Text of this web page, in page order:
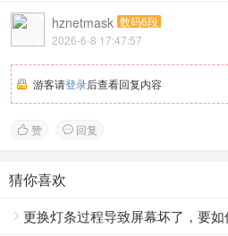
hznetmask 数码6段
2026-6-8 17:47:57
游客请登录后查看回复内容
 赞  回复
猜你喜欢
 更换灯条过程导致屏幕坏了，要